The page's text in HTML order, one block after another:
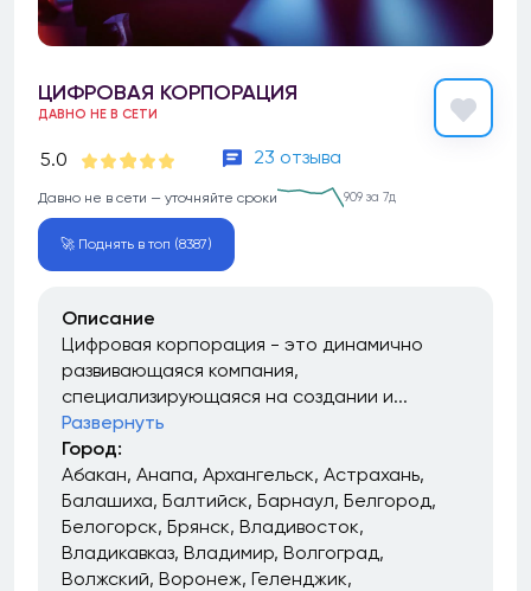
ЦИФРОВАЯ КОРПОРАЦИЯ
ДАВНО НЕ В СЕТИ
5.0 23 отзыва
Давно не в сети — уточняйте сроки 909 за 7д
🚀 Поднять в топ (8387)
Описание
Цифровая корпорация - это динамично
развивающаяся компания,
специализирующаяся на создании и...
Развернуть
Город:
Абакан Анапа Архангельск Астрахань
Балашиха Балтийск Барнаул Белгород
Белогорск Брянск Владивосток
Владикавказ Владимир Волгоград
Волжский Воронеж Геленджик